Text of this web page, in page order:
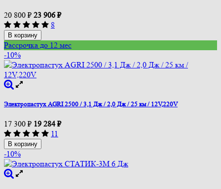
20 800 ₽ 23 906 ₽
8
В корзину
Рассрочка до 12 мес
-10%
Электропастух AGRI 2500 / 3,1 Дж / 2,0 Дж / 25 км / 12V,220V
17 300 ₽ 19 284₽
11
В корзину
-10%